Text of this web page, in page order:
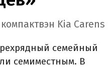
Kia Carens
семейный
семиместным. В